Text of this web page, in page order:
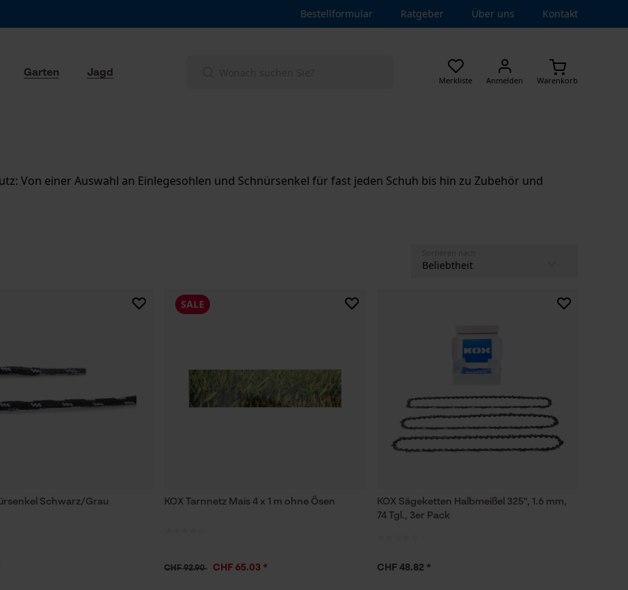
Bestellformular Ratgeber Über uns Kontakt
Merkliste Anmelden Warenkorb
Garten Jagd
Von einer Auswahl an Einlegesohlen und Schnürsenkel für fast jeden Schuh bis hin zu Zubehör und
Schwarz/Grau KOX Tarnnetz Mais 4 x 1 m ohne Ösen
SALE
CHF 92.90 CHF 65.03 *
KOX Sägeketten Halbmeißel 325", 1.6 mm,
74 Tgl., 3er Pack
CHF 48.82 *